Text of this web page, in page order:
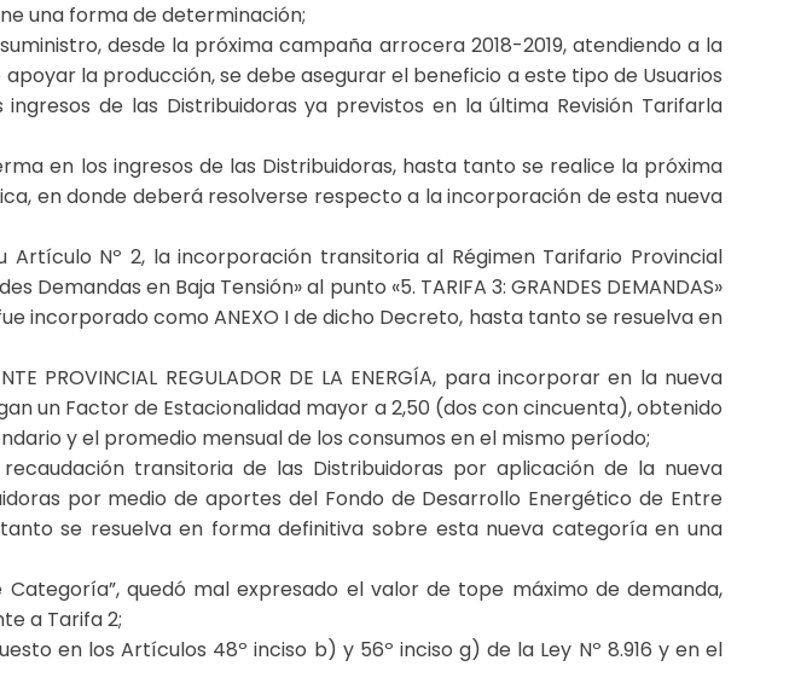
una forma de determinación;
desde la próxima campaña arrocera 2018-2019, atendiendo a la
la producción, se debe asegurar el beneficio a este tipo de Usuarios
de las Distribuidoras ya previstos en la última Revisión Tarifarla
en los ingresos de las Distribuidoras, hasta tanto se realice la próxima
en donde deberá resolverse respecto a la incorporación de esta nueva
Artículo Nº 2, la incorporación transitoria al Régimen Tarifario Provincial
en Baja Tensión» al punto «5. TARIFA 3: GRANDES DEMANDAS»
fue incorporado como ANEXO I de dicho Decreto, hasta tanto se resuelva en
PROVINCIAL REGULADOR DE LA ENERGÍA, para incorporar en la nueva
un Factor de Estacionalidad mayor a 2,50 (dos con cincuenta), obtenido
y el promedio mensual de los consumos en el mismo período;
transitoria de las Distribuidoras por aplicación de la nueva
por medio de aportes del Fondo de Desarrollo Energético de Entre
se resuelva en forma definitiva sobre esta nueva categoría en una
Categoría”, quedó mal expresado el valor de tope máximo de demanda,
a Tarifa 2;
en los Artículos 48º inciso b) y 56º inciso g) de la Ley Nº 8.916 y en el